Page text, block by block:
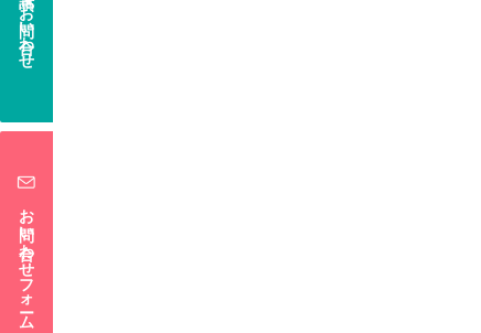
電話でお問い合わせ
お問い合わせフォーム